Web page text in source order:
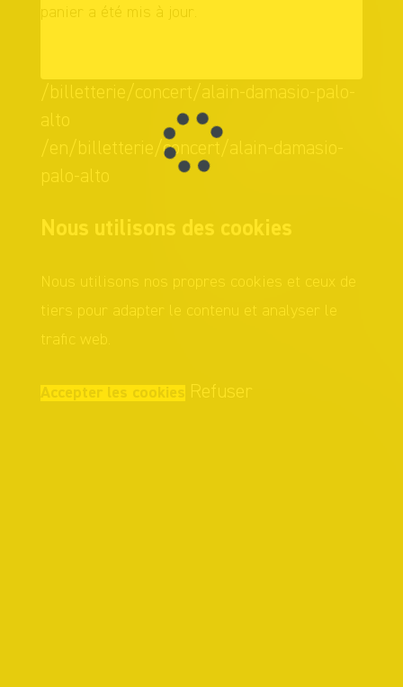
panier a été mis à jour.
/billetterie/concert/alain-damasio-palo-
alto
/en/billetterie/concert/alain-damasio-
palo-alto
Nous utilisons des cookies
Nous utilisons nos propres cookies et ceux de
tiers pour adapter le contenu et analyser le
trafic web.
Accepter les cookies Refuser